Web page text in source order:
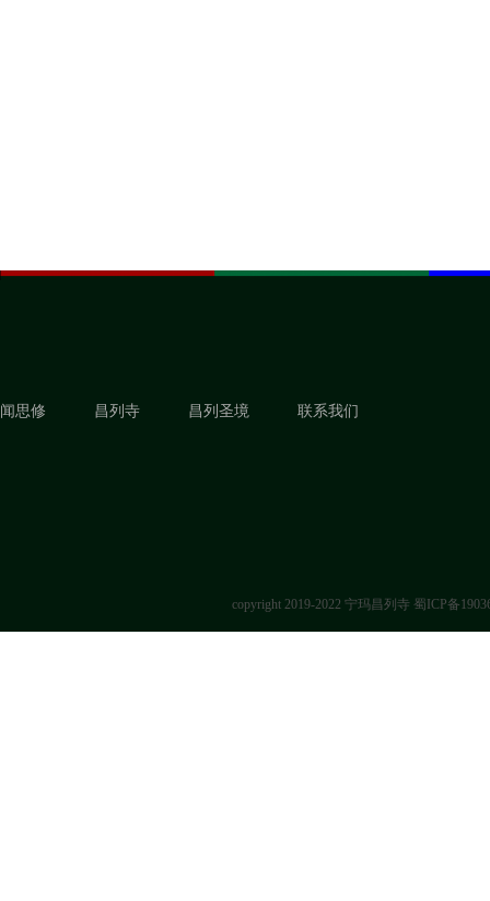
闻思修 昌列寺 昌列圣境 联系我们
copyright 2019-2022 宁玛昌列寺 蜀ICP备